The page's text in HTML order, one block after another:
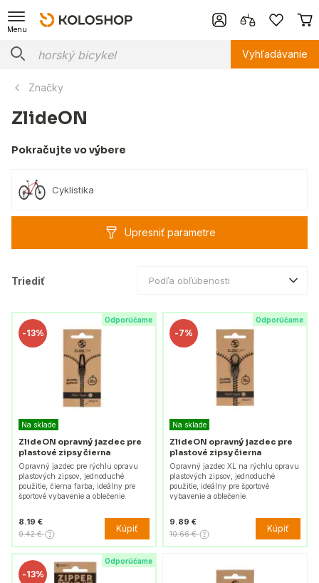
Menu
Vyhľadávanie
Značky
ZlideON
Pokračujte vo výbere
Cyklistika
Upresniť parametre
Triediť Podľa obľúbenosti
Odporúčame
-13%
Na sklade
ZlideON opravný jazdec pre
plastové zipsy čierna
Opravný jazdec pre rýchlu opravu
plastových zipsov, jednoduché
použitie, čierna farba, ideálny pre
športové vybavenie a oblečenie.
8.19 €
9.42 € Kúpiť
Odporúčame
-7%
Na sklade
ZlideON opravný jazdec pre
plastové zipsy čierna
Opravný jazdec XL na rýchlu opravu
plastových zipsov, jednoduché
použitie, ideálny pre športové
vybavenie a oblečenie.
9.89 €
10.66 € Kúpiť
Odporúčame
-13%